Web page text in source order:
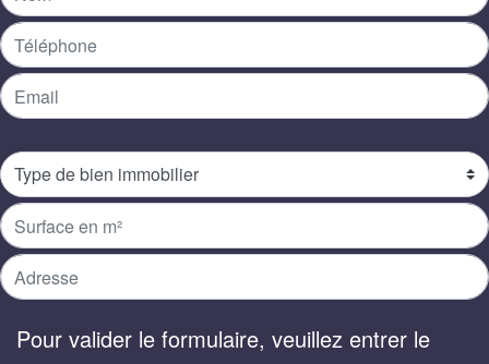
Pour valider le formulaire, veuillez entrer le